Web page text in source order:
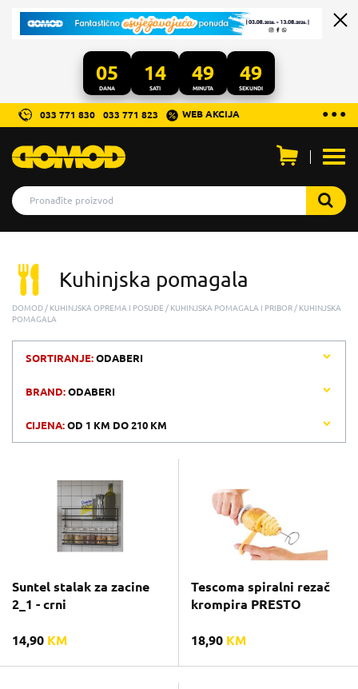
05
DANA
14
SATI
49
MINUTA
49
SEKUNDI
...
● ● ●
033 771 830 033 771 823 WEB AKCIJA
Kuhinjska pomagala
DOMOD KUHINJSKA OPREMA I POSUĐE KUHINJSKA POMAGALA I PRIBOR
KUHINJSKA
POMAGALA
SORTIRANJE:ODABERI
BRAND:ODABERI
CIJENA:OD 1 KM DO210 KM
Suntel stalak za zacine
2_1 - crni
14,90 KM
Tescoma spiralni rezač
krompira PRESTO
18,90 KM